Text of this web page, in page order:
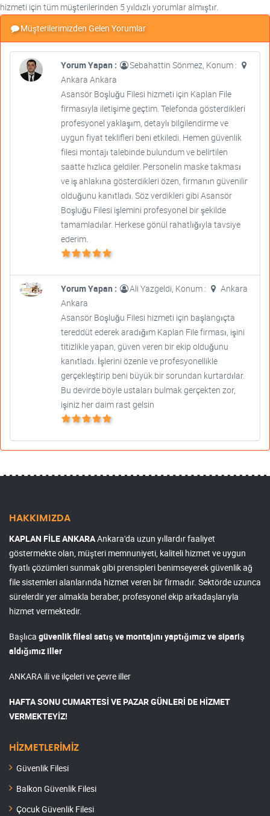
hizmeti için tüm müşterilerinden 5 yıldızlı yorumlar almıştır.
Müşterilerimizden Gelen Yorumlar
Yorum Yapan :
Sebahattin Sönmez, Konum :
Ankara Ankara
Asansör Boşluğu Filesi hizmeti için Kaplan File
firmasıyla iletişime geçtim. Telefonda gösterdikleri
profesyonel yaklaşım, detaylı bilgilendirme ve
uygun fiyat teklifleri beni etkiledi. Hemen güvenlik
filesi montajı talebinde bulundum ve belirtilen
saatte hızlıca geldiler. Personelin maske takması
ve iş ahlakına gösterdikleri özen, firmanın güvenilir
olduğunu kanıtladı. Söz verdikleri gibi Asansör
Boşluğu Filesi işlemini profesyonel bir şekilde
tamamladılar. Herkese gönül rahatlığıyla tavsiye
ederim.
Yorum Yapan : Ali Yazgeldi, Konum :
Ankara
Ankara
Asansör Boşluğu Filesi hizmeti için başlangıçta
tereddüt ederek aradığım Kaplan File firması, işini
titizlikle yapan, güven veren bir ekip olduğunu
kanıtladı. İşlerini özenle ve profesyonellikle
gerçekleştirip beni büyük bir sorundan kurtardılar.
Bu devirde böyle ustaları bulmak gerçekten zor,
işiniz her daim rast gelsin
HAKKIMIZDA
KAPLAN FİLE ANKARAAnkara'da uzun yıllardır faaliyet
göstermekte olan, müşteri memnuniyeti, kaliteli hizmet ve uygun
fiyatlı çözümleri sunmak gibi prensipleri benimseyerek güvenlik ağ
file sistemleri alanlarında hizmet veren bir firmadır. Sektörde uzunca
sürelerdir yer almakla beraber, profesyonel ekip arkadaşlarıyla
hizmet vermektedir.
Başlıca güvenlik filesi satış ve montajını yaptığımız ve sipariş
aldığımız iller
ANKARA ili ve ilçeleri ve çevre iller
HAFTA SONU CUMARTESİ VE PAZAR GÜNLERİ DE HİZMET
VERMEKTEYİZ!
HİZMETLERİMİZ
Güvenlik Filesi
Balkon Güvenlik Filesi
Çocuk Güvenlik Filesi